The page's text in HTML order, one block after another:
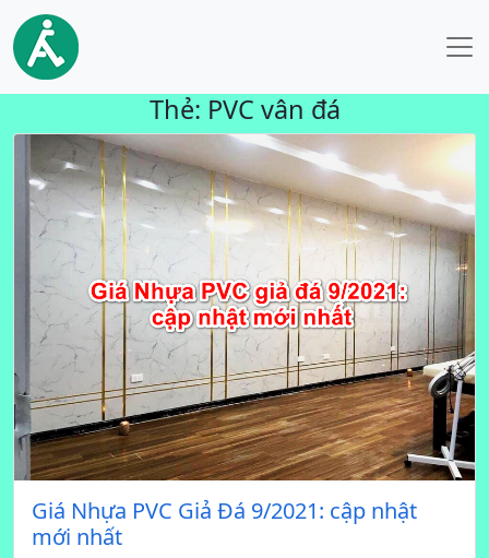
Thẻ: PVC vân đá
Giá Nhựa PVC Giả Đá 9/2021: cập nhật
mới nhất